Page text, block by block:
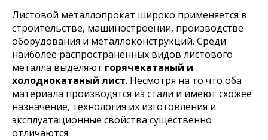
Листовой металлопрокат широко применяется в
строительстве, машиностроении, производстве
оборудования и металлоконструкций. Среди
наиболее распространённых видов листового
металла выделяют горячекатаный и
холоднокатаный лист. Несмотря на то что оба
материала производятся из стали и имеют схожее
назначение, технология их изготовления и
эксплуатационные свойства существенно
отличаются.